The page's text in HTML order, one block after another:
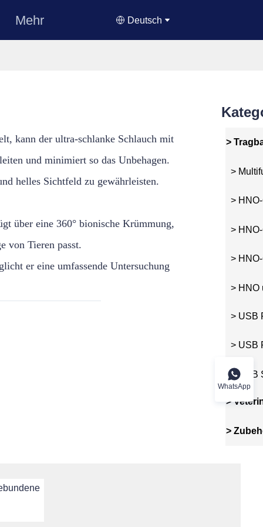
Mehr Deutsch
kann der ultra-schlanke Schlauch mit
und minimiert so das Unbehagen.
helles Sichtfeld zu gewährleisten.
über eine 360° bionische Krümmung,
von Tieren passt.
er eine umfassende Untersuchung
>
>
>
>
>
> USB
> USB
> USB
>
>
> HNO
WhatsApp